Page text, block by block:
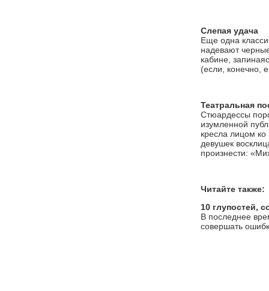
Слепая удача
Еще одна
надевают
кабине,
(если, конечно,
Театральная
Стюардессы
изумленной
кресла лицом
девушек
произнести:
Читайте также:
10 глупостей,
В последнее
совершать